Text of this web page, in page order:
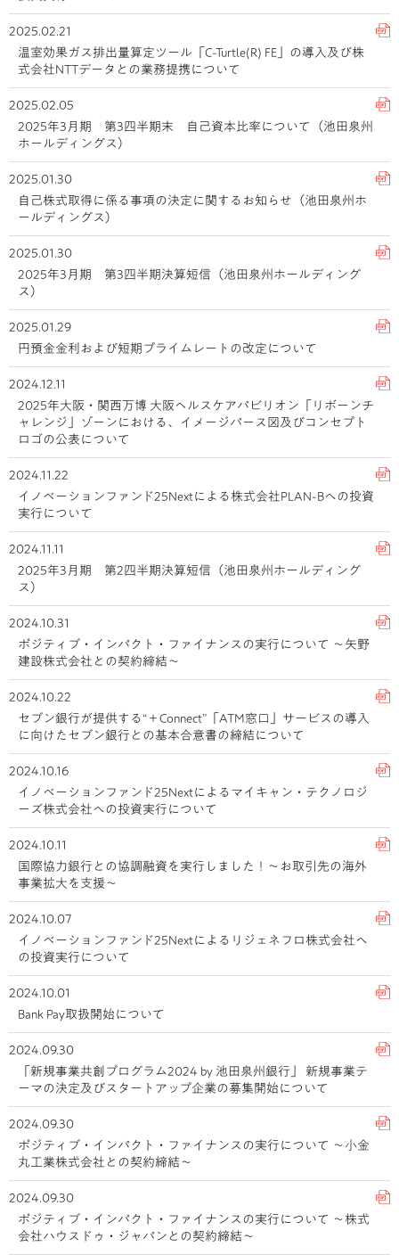
2025.02.21
温室効果ガス排出量算定ツール「C-Turtle(R) FE」の導入及び株
式会社NTTデータとの業務提携について
2025.02.05
2025年3月期 第3四半期末 自己資本比率について（池田泉州
ホールディングス）
2025.01.30
自己株式取得に係る事項の決定に関するお知らせ（池田泉州ホ
ールディングス）
2025.01.30
2025年3月期 第3四半期決算短信（池田泉州ホールディング
ス）
2025.01.29
円預金金利および短期プライムレートの改定について
2024.12.11
2025年大阪・関西万博 大阪ヘルスケアパビリオン「リボーンチ
ャレンジ」ゾーンにおける、イメージパース図及びコンセプト
ロゴの公表について
2024.11.22
イノベーションファンド25Nextによる株式会社PLAN-Bへの投資
実行について
2024.11.11
2025年3月期 第2四半期決算短信（池田泉州ホールディング
ス）
2024.10.31
ポジティブ・インパクト・ファイナンスの実行について ～矢野
建設株式会社との契約締結～
2024.10.22
セブン銀行が提供する“＋Connect”「ATM窓口」サービスの導入
に向けたセブン銀行との基本合意書の締結について
2024.10.16
イノベーションファンド25Nextによるマイキャン・テクノロジ
ーズ株式会社への投資実行について
2024.10.11
国際協力銀行との協調融資を実行しました！～お取引先の海外
事業拡大を支援～
2024.10.07
イノベーションファンド25Nextによるリジェネフロ株式会社へ
の投資実行について
2024.10.01
Bank Pay取扱開始について
2024.09.30
「新規事業共創プログラム2024 by 池田泉州銀行」 新規事業テ
ーマの決定及びスタートアップ企業の募集開始について
2024.09.30
ポジティブ・インパクト・ファイナンスの実行について ～小金
丸工業株式会社との契約締結～
2024.09.30
ポジティブ・インパクト・ファイナンスの実行について ～株式
会社ハウスドゥ・ジャパンとの契約締結～